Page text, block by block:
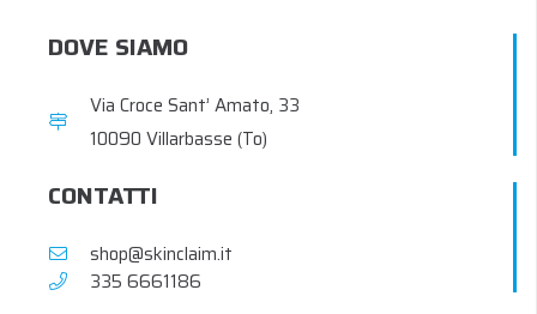
DOVE SIAMO
Via Croce Sant’ Amato, 33
10090 Villarbasse (To)
CONTATTI
shop@skinclaim.it
‭335 6661186‬